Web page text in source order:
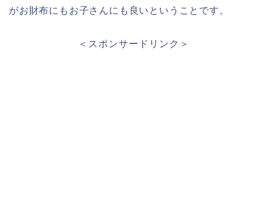
がお財布にもお子さんにも良いということです。
＜スポンサードリンク＞